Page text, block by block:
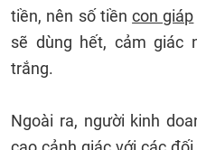
tiền, nên số tiềncon giáp
sẽ dùng hết, cảm giác
trắng.
Ngoài ra, người kinh